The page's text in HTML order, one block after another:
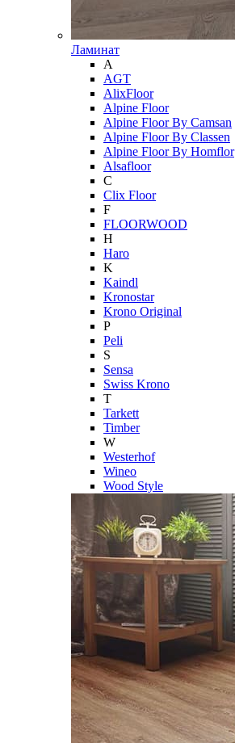
Ламинат
A
AGT
AlixFloor
Alpine Floor
Alpine Floor By Camsan
Alpine Floor By Classen
Alpine Floor By Homflor
Alsafloor
C
Clix Floor
F
FLOORWOOD
H
Haro
K
Kaindl
Kronostar
Krono Original
P
Peli
S
Sensa
Swiss Krono
T
Tarkett
Timber
W
Westerhof
Wineo
Wood Style